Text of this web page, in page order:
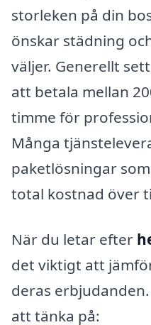
storleken på din
önskar städning
väljer. Generellt
att betala mellan
timme för
Många
paketlösningar
total kostnad över
När du letar efter
det viktigt att
deras
att tänka på: